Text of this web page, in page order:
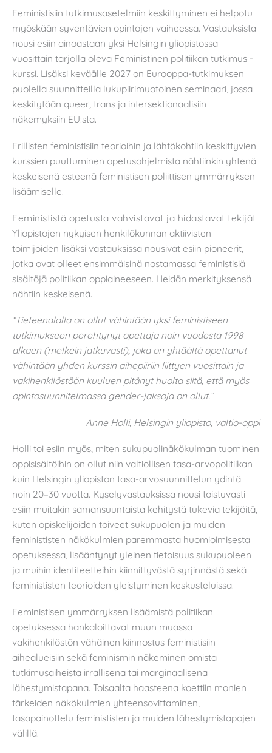
Feministisiin tutkimusasetelmiin keskittyminen ei helpotu
myöskään syventävien opintojen vaiheessa. Vastauksista
nousi esiin ainoastaan yksi Helsingin yliopistossa
vuosittain tarjolla oleva Feministinen politiikan tutkimus -
kurssi. Lisäksi keväälle 2027 on Eurooppa-tutkimuksen
puolella suunnitteilla lukupiirimuotoinen seminaari, jossa
keskitytään queer, trans ja intersektionaalisiin
näkemyksiin EU:sta.
Erillisten feministisiin teorioihin ja lähtökohtiin keskittyvien
kurssien puuttuminen opetusohjelmista nähtiinkin yhtenä
keskeisenä esteenä feministisen poliittisen ymmärryksen
lisäämiselle.
Feminististä opetusta vahvistavat ja hidastavat tekijät
Yliopistojen nykyisen henkilökunnan aktiivisten
toimijoiden lisäksi vastauksissa nousivat esiin pioneerit,
jotka ovat olleet ensimmäisinä nostamassa feministisiä
sisältöjä politiikan oppiaineeseen. Heidän merkityksensä
nähtiin keskeisenä.
“Tieteenalalla on ollut vähintään yksi feministiseen
tutkimukseen perehtynyt opettaja noin vuodesta 1998
alkaen (melkein jatkuvasti), joka on yhtäältä opettanut
vähintään yhden kurssin aihepiiriin liittyen vuosittain ja
vakihenkilöstöön kuuluen pitänyt huolta siitä, että myös
opintosuunnitelmassa gender-jaksoja on ollut.“
Anne Holli, Helsingin yliopisto, valtio-oppi
Holli toi esiin myös, miten sukupuolinäkökulman tuominen
oppisisältöihin on ollut niin valtiollisen tasa-arvopolitiikan
kuin Helsingin yliopiston tasa-arvosuunnittelun ydintä
noin 20–30 vuotta. Kyselyvastauksissa nousi toistuvasti
esiin muitakin samansuuntaista kehitystä tukevia tekijöitä,
kuten opiskelijoiden toiveet sukupuolen ja muiden
feminististen näkökulmien paremmasta huomioimisesta
opetuksessa, lisääntynyt yleinen tietoisuus sukupuoleen
ja muihin identiteetteihin kiinnittyvästä syrjinnästä sekä
feminististen teorioiden yleistyminen keskusteluissa.
Feministisen ymmärryksen lisäämistä politiikan
opetuksessa hankaloittavat muun muassa
vakihenkilöstön vähäinen kiinnostus feministisiin
aihealueisiin sekä feminismin näkeminen omista
tutkimusaiheista irrallisena tai marginaalisena
lähestymistapana. Toisaalta haasteena koettiin monien
tärkeiden näkökulmien yhteensovittaminen,
tasapainottelu feminististen ja muiden lähestymistapojen
välillä.